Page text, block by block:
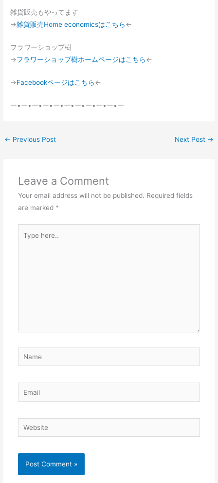
雑貨販売もやってます
→雑貨販売Home economicsはこちら←
フラワーショップ樹
→フラワーショップ樹ホームページはこちら←
→Facebookページはこちら←
ー•ー•ー•ー•ー•ー•ー•ー•ー•ー•ー
← Previous Post Next Post →
Leave a Comment
Your email address will not be published. Required fields
are marked *
here..
Name
Email
Website